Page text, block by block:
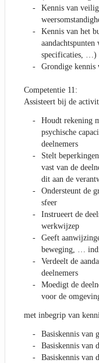
Kennis van
Kennis van het
aandachtspunten
specificaties, …)
Grondige kennis
Competentie 11:
Assisteert bij de
Houdt rekening
psychische
deelnemers
Stelt
vast van de
dit aan de
Ondersteunt de
sfeer
Instrueert de
werkwijzep
Geeft
beweging, …
Verdeelt de
deelnemers
Moedigt de
voor de
met inbegrip van
Basiskennis van
Basiskennis van
Basiskennis van